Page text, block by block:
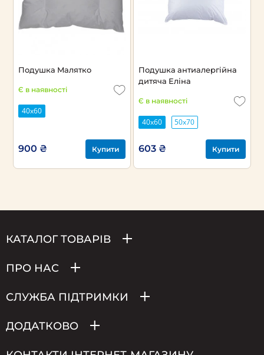
Подушка Малятко
Є в наявності
40х60
900 ₴ Купити
Подушка антиалергійна
дитяча Еліна
Є в наявності
40х60 50х70
603 ₴ Купити
КАТАЛОГ ТОВАРІВ
ПРО НАС
СЛУЖБА ПІДТРИМКИ
ДОДАТКОВО